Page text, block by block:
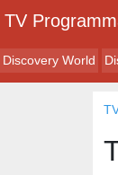
TV
Discovery World